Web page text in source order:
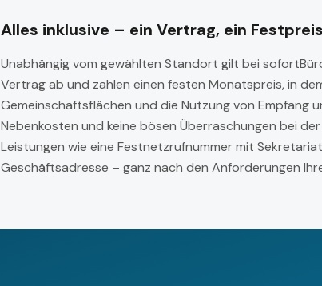
Alles inklusive – ein Vertrag, ein Festpreis
Unabhängig vom gewählten Standort gilt bei
Vertrag ab und zahlen einen festen Monatspreis, in
Gemeinschaftsflächen und die Nutzung von Empfang
Nebenkosten und keine bösen Überraschungen bei
Leistungen wie eine Festnetzrufnummer mit
Geschäftsadresse – ganz nach den Anforderungen